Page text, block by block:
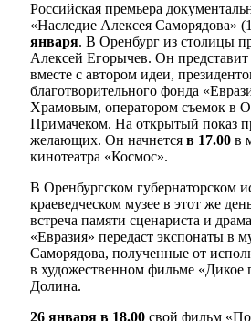
Российская премьера
«Наследие Алексея Саморядова»
января. В Оренбург из столицы
Алексей Егорычев. Он
вместе с автором идеи,
благотворительного фонда
Храмовым, оператором съемок в
Примачеком. На открытый показ
желающих. Он начнется в 17.00 в
кинотеатра «Космос».
В Оренбургском губернаторском
краеведческом музее в этот же
встреча памяти сценариста и
«Евразия» передаст экспонаты в
Саморядова, полученные от
в художественном фильме «Дикое
Долина.
26 января в 18.00 свой фильм